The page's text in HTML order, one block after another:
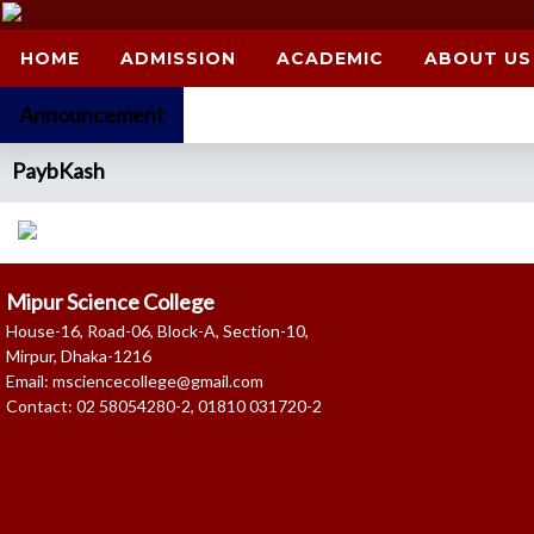
HOME ADMISSION ACADEMIC ABOUT US
Announcement
PaybKash
Mipur Science College
House-16, Road-06, Block-A, Section-10,
Mirpur, Dhaka-1216
Email: msciencecollege@gmail.com
Contact: 02 58054280-2, 01810 031720-2